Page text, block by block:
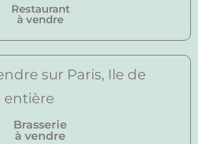
Restaurant
à vendre
Brasserie
à vendre